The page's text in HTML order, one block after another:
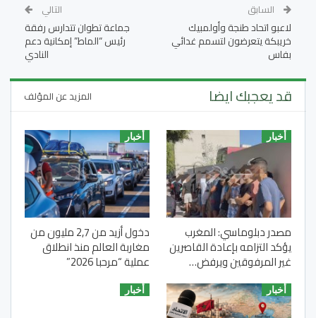
السابق
لاعبو اتحاد طنجة وأولمبيك
خريبكة يتعرضون لتسمم غدائي
بفاس
التالي
جماعة تطوان تتدارس رفقة
رئيس “الماط” إمكانية دعم
النادي
قد يعجبك ايضا المزيد عن المؤلف
أخبار
مصدر دبلوماسي: المغرب
يؤكد التزامه بإعادة القاصرين
غير المرفوقين ويرفض…
أخبار
دخول أزيد من 2,7 مليون من
مغاربة العالم منذ انطلاق
عملية “مرحبا 2026”
أخبار أخبار